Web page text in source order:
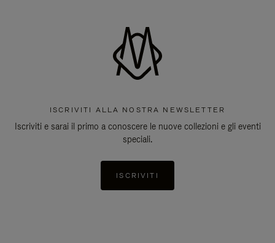
ISCRIVITI ALLA NOSTRA NEWSLETTER
Iscriviti e sarai il primo a conoscere le nuove collezioni e gli eventi
speciali.
ISCRIVITI